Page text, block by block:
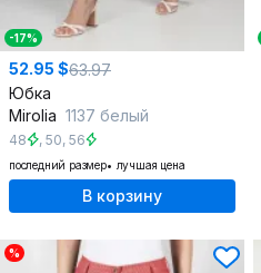
-17%
52.95 $63.97
Юбка
Mirolia 1137 белый
48 , 50, 56
последний размер лучшая цена
В корзину
%